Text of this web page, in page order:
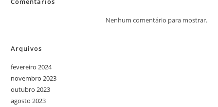
Nenhum comentário para mostrar.
Arquivos
fevereiro 2024
novembro 2023
outubro 2023
agosto 2023